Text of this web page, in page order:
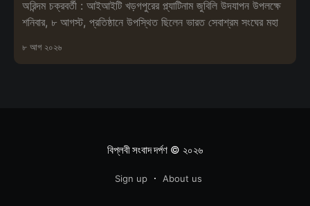
অরিন্দম চক্রবর্তী : আইআইটি খড়গপুরের প্ল্যাটিনাম জুবিলি উদযাপন উপলক্ষে
শনিবার, ৮ আগস্ট, প্রতিষ্ঠানে উপস্থিত ছিলেন ভারত সেবাশ্রম সংঘের মহা
৮ আগ ২০২৬
বিপ্লবী সংবাদ দর্পণ© ২০২৬
Sign up About us